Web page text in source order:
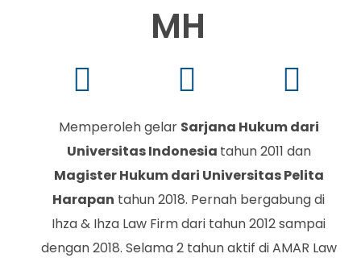
MH
Memperoleh gelar Sarjana Hukum dari
Universitas Indonesia tahun 2011 dan
Magister Hukum dari Universitas Pelita
Harapan tahun 2018. Pernah bergabung di
Ihza & Ihza Law Firm dari tahun 2012 sampai
dengan 2018. Selama 2 tahun aktif di AMAR Law